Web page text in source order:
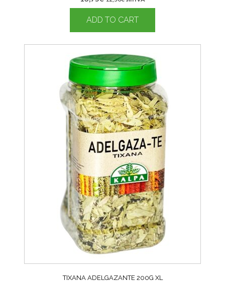
ADD TO CART
TIXANA ADELGAZANTE 200G XL